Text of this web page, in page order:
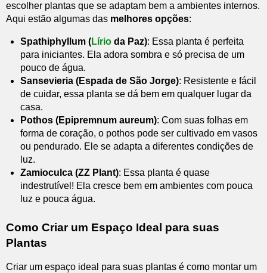
escolher plantas que se adaptam bem a ambientes internos.
Aqui estão algumas das melhores opções:
Spathiphyllum (Lírio da Paz): Essa planta é perfeita
para iniciantes. Ela adora sombra e só precisa de um
pouco de água.
Sansevieria (Espada de São Jorge): Resistente e fácil
de cuidar, essa planta se dá bem em qualquer lugar da
casa.
Pothos (Epipremnum aureum): Com suas folhas em
forma de coração, o pothos pode ser cultivado em vasos
ou pendurado. Ele se adapta a diferentes condições de
luz.
Zamioculca (ZZ Plant): Essa planta é quase
indestrutível! Ela cresce bem em ambientes com pouca
luz e pouca água.
Como Criar um Espaço Ideal para suas
Plantas
Criar um espaço ideal para suas plantas é como montar um